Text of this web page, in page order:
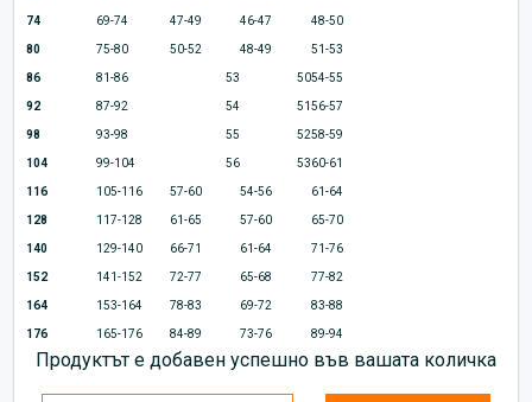
74 69-74 47-49 46-47 48-50
80 75-80 50-52 48-49 51-53
86 81-86 53 5054-55
92 87-92 54 5156-57
98 93-98 55 5258-59
104 99-104 56 5360-61
116 105-116 57-60 54-56 61-64
128 117-128 61-65 57-60 65-70
140 129-140 66-71 61-64 71-76
152 141-152 72-77 65-68 77-82
164 153-164 78-83 69-72 83-88
176 165-176 84-89 73-76 89-94
Продуктът е добавен успешно във вашата количка